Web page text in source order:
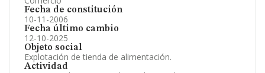
Fecha de constitución
10-11-2006
Fecha último cambio
12-10-2025
Objeto social
Explotación de tienda de alimentación.
Actividad